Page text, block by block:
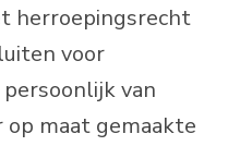
herroepingsrecht
voor
van
maat gemaakte